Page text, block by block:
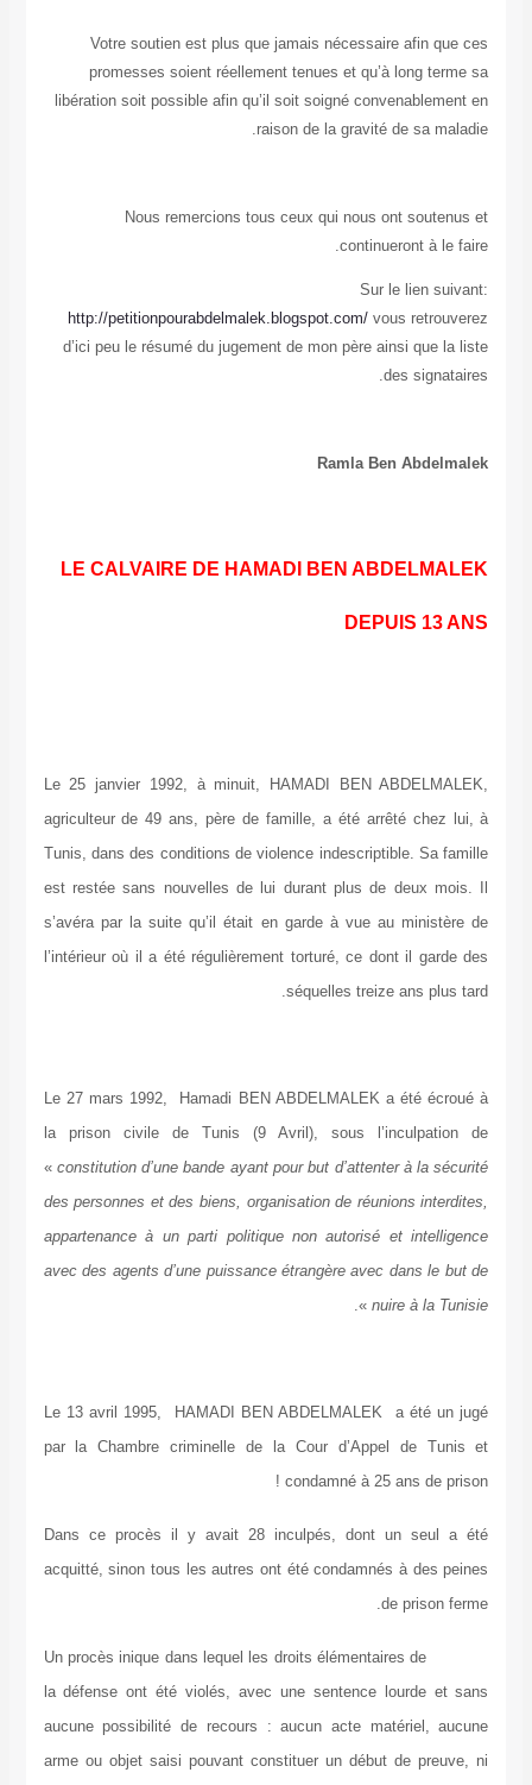
Votre soutien est plus que jamais nécessaire afin que ces
promesses soient réellement tenues et qu’à long terme sa
libération soit possible afin qu’il soit soigné convenablement en
raison de la gravité de sa maladie.
Nous remercions tous ceux qui nous ont soutenus et
continueront à le faire.
Sur le lien suivant:
http://petitionpourabdelmalek.blogspot.com/ vous retrouverez
d’ici peu le résumé du jugement de mon père ainsi que la liste
des signataires.
Ramla Ben Abdelmalek
LE CALVAIRE DE HAMADI BEN ABDELMALEK
DEPUIS 13 ANS
Le 25 janvier 1992, à minuit, HAMADI BEN ABDELMALEK,
agriculteur de 49 ans, père de famille, a été arrêté chez lui, à
Tunis, dans des conditions de violence indescriptible. Sa famille
est restée sans nouvelles de lui durant plus de deux mois. Il
s’avéra par la suite qu’il était en garde à vue au ministère de
l’intérieur où il a été régulièrement torturé, ce dont il garde des
séquelles treize ans plus tard.
Le 27 mars 1992, Hamadi BEN ABDELMALEK a été écroué à
la prison civile de Tunis (9 Avril), sous l’inculpation de
« constitution d’une bande ayant pour but d’attenter à la sécurité
des personnes et des biens, organisation de réunions interdites,
appartenance à un parti politique non autorisé et intelligence
avec des agents d’une puissance étrangère avec dans le but de
nuire à la Tunisie
».
Le 13 avril 1995, HAMADI BEN ABDELMALEK a été un jugé
par la Chambre criminelle de la Cour d’Appel de Tunis et
condamné à 25 ans de prison !
Dans ce procès il y avait 28 inculpés, dont un seul a été
acquitté, sinon tous les autres ont été condamnés à des peines
de prison ferme.
Un procès inique dans lequel les droits élémentaires de
la défense ont été violés, avec une sentence lourde et sans
aucune possibilité de recours : aucun acte matériel, aucune
arme ou objet saisi pouvant constituer un début de preuve, ni